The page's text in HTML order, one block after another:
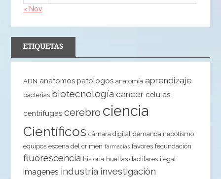
« Nov
ETIQUETAS
ADN anatomos patologos anatomía aprendizaje
bacterias biotecnología cancer celulas
centrifugas cerebro ciencia
Científicos cámara digital demanda.nepotismo
equipos escena del crimen farmacias favores fecundación
fluorescencia historia huellas dactilares ilegal
imagenes industria investigación